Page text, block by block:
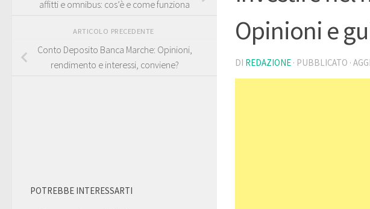
Opinioni e
DI REDAZIONE · PUBBLICATO ·
affitti e omnibus: cos’è e come funziona
ARTICOLO PRECEDENTE
Conto Deposito Banca Marche: Opinioni,
rendimento e interessi, conviene?
POTREBBE INTERESSARTI